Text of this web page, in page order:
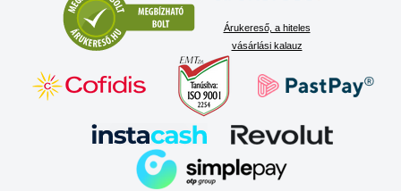
Árukereső, a hiteles
vásárlási kalauz